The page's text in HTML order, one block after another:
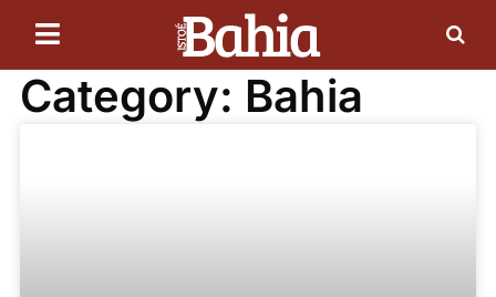
Category: Bahia